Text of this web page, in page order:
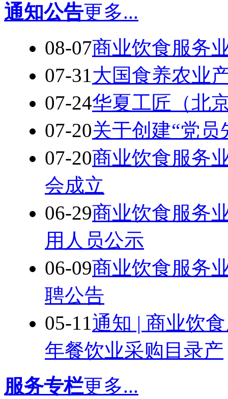
通知公告更多...
08-07商业饮食服务
07-31大国食养农业
07-24华夏工匠（北
07-20关于创建“党
07-20商业饮食服务
会成立
06-29商业饮食服务
用人员公示
06-09商业饮食服务
聘公告
05-11通知 | 商业饮
年餐饮业采购目录产
服务专栏更多...